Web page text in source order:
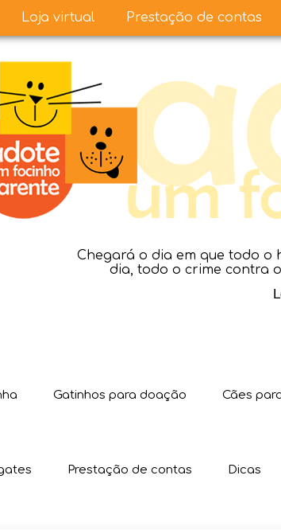
Chegará o dia em que todo o
dia, todo o crime contra
Gatinhos para doação Cães
Prestação de contas Dicas
Loja virtual Prestação de contas